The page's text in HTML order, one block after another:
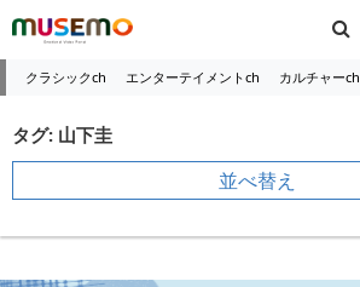
クラシックch エンターテイメントch カルチャーch
タグ: 山下圭
並べ替え